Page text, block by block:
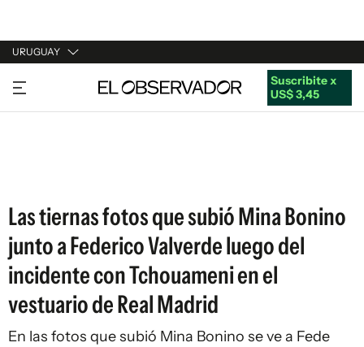
URUGUAY
URUGUAY
ARGENTINA
Suscribite x
US$ 3,45
Las tiernas fotos que subió Mina Bonino
junto a Federico Valverde luego del
incidente con Tchouameni en el
vestuario de Real Madrid
En las fotos que subió Mina Bonino se ve a Fede